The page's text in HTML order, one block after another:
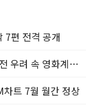
7편 전격 공개
황정민을 흔드는 손, 사생활 논란 장기전 우려 속 영화계도 리스크
차트 7월 월간 정상